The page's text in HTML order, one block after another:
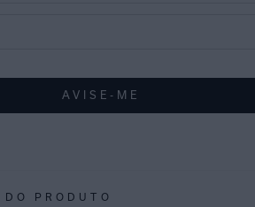
DO PRODUTO